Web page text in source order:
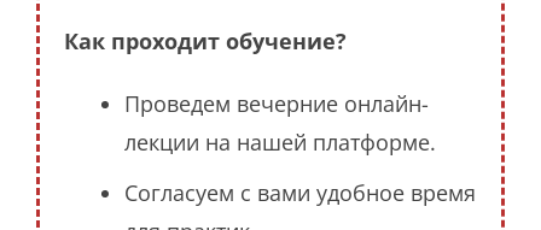
Как проходит обучение?
Проведем вечерние онлайн-
лекции на нашей платформе.
Согласуем с вами удобное время